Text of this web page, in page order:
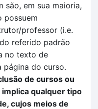
são, em sua maioria,
possuem
professor (i.e.
referido padrão
no texto de
página do curso.
de cursos ou
qualquer tipo
cujos meios de